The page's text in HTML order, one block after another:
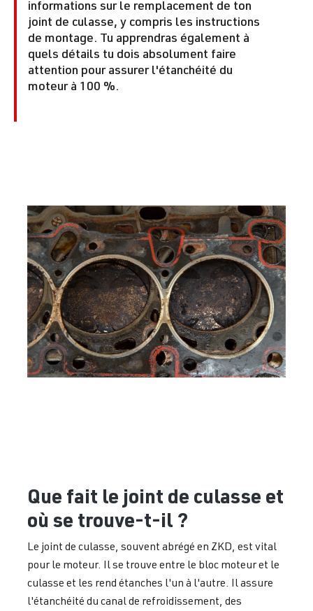
informations sur le remplacement de ton
joint de culasse, y compris les instructions
de montage. Tu apprendras également à
quels détails tu dois absolument faire
attention pour assurer l'étanchéité du
moteur à 100 %.
Que fait le joint de culasse et
où se trouve-t-il ?
Le joint de culasse, souvent abrégé en ZKD, est vital
pour le moteur. Il se trouve entre le bloc moteur et le
culasse et les rend étanches l'un à l'autre. Il assure
l'étanchéité du canal de refroidissement, des